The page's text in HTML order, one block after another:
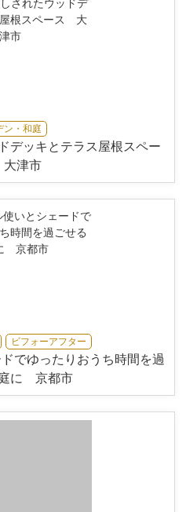
ン・和庭
デッキとテラス屋根スペー
津市
ビフォーアフター
でゆったりおうち時間を過
に 京都市